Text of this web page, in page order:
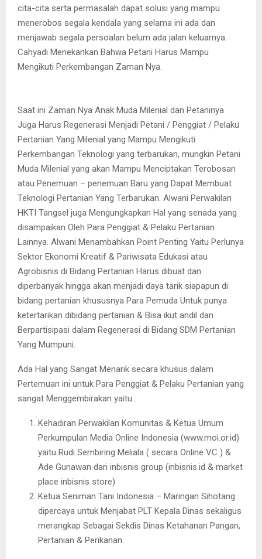
cita-cita serta permasalah dapat solusi yang mampu
menerobos segala kendala yang selama ini ada dan
menjawab segala persoalan belum ada jalan keluarnya.
Cahyadi Menekankan Bahwa Petani Harus Mampu
Mengikuti Perkembangan Zaman Nya.
Saat ini Zaman Nya Anak Muda Milenial dan Petaninya
Juga Harus Regenerasi Menjadi Petani / Penggiat / Pelaku
Pertanian Yang Milenial yang Mampu Mengikuti
Perkembangan Teknologi yang terbarukan, mungkin Petani
Muda Milenial yang akan Mampu Menciptakan Terobosan
atau Penemuan – penemuan Baru yang Dapat Membuat
Teknologi Pertanian Yang Terbarukan. Alwani Perwakilan
HKTI Tangsel juga Mengungkapkan Hal yang senada yang
disampaikan Oleh Para Penggiat & Pelaku Pertanian
Lainnya. Alwani Menambahkan Point Penting Yaitu Perlunya
Sektor Ekonomi Kreatif & Pariwisata Edukasi atau
Agrobisnis di Bidang Pertanian Harus dibuat dan
diperbanyak hingga akan menjadi daya tarik siapapun di
bidang pertanian khususnya Para Pemuda Untuk punya
ketertarikan dibidang pertanian & Bisa ikut andil dan
Berpartisipasi dalam Regenerasi di Bidang SDM Pertanian
Yang Mumpuni.
Ada Hal yang Sangat Menarik secara khusus dalam
Pertemuan ini untuk Para Penggiat & Pelaku Pertanian yang
sangat Menggembirakan yaitu :
Kehadiran Perwakilan Komunitas & Ketua Umum
Perkumpulan Media Online Indonesia (www.moi.or.id)
yaitu Rudi Sembiring Meliala ( secara Online VC ) &
Ade Gunawan dari inbisnis group (inbisnis.id & market
place inbisnis store)
Ketua Seniman Tani Indonesia – Maringan Sihotang
dipercaya untuk Menjabat PLT Kepala Dinas sekaligus
merangkap Sebagai Sekdis Dinas Ketahanan Pangan,
Pertanian & Perikanan.